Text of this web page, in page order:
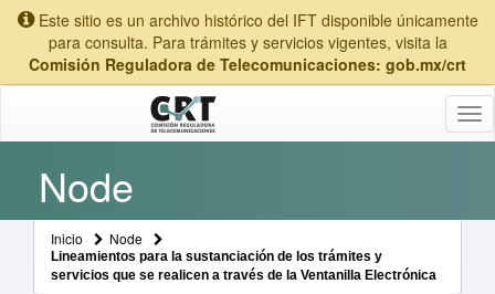
Este sitio es un archivo histórico del IFT disponible únicamente
para consulta. Para trámites y servicios vigentes, visita la
Comisión Reguladora de Telecomunicaciones: gob.mx/crt
Node
Inicio Node
Lineamientos para la sustanciación de los trámites y
servicios que se realicen a través de la Ventanilla Electrónica